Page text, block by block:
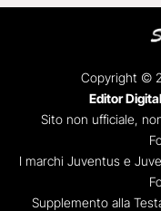
Copyright ©
Editor
Sito non ufficiale,
I marchi Juventus e
Supplemento alla